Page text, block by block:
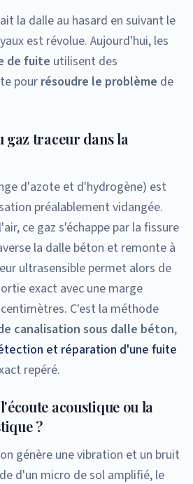
la dalle au hasard en suivant le
est révolue. Aujourd'hui, les
de fuite utilisent des
pour résoudre le problème de
gaz traceur dans la
d'azote et d'hydrogène) est
préalablement vidangée.
ce gaz s'échappe par la fissure
la dalle béton et remonte à
ultrasensible permet alors de
exact avec une marge
C'est la méthode
canalisation sous dalle béton,
et réparation d'une fuite
repéré.
acoustique ou la
?
génère une vibration et un bruit
d'un micro de sol amplifié, le